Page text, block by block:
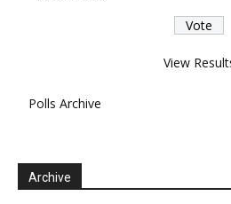
View
Polls Archive
Archive